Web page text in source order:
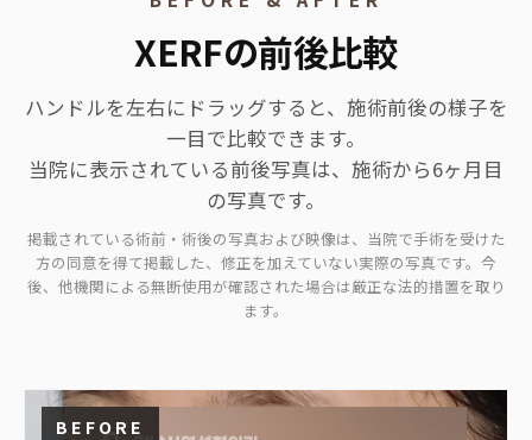
XERFの前後比較
ハンドルを左右にドラッグすると、施術前後の様子を
一目で比較できます。
当院に表示されている前後写真は、施術から6ヶ月目
の写真です。
掲載されている術前・術後の写真および映像は、当院で手術を受けた
方の同意を得て掲載した、修正を加えていない実際の写真です。今
後、他機関による無断使用が確認された場合は厳正な法的措置を取り
ます。
BEFORE